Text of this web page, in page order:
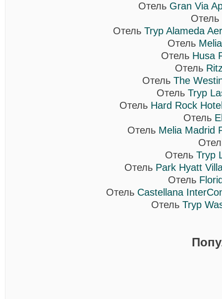
Отель Gran Via
Отель
Отель Tryp Alameda
Отель
Отель Husa
Отель
Отель The
Отель Tryp
Отель Hard Rock
Отель
Отель Melia Madrid
Отель Tryp
Отель Park Hyatt
Отель
Отель Castellana
Отель Tryp